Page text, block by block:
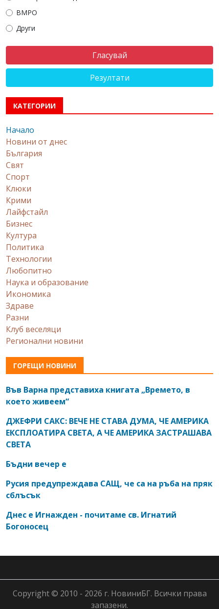
ВМРО
Други
Резултати
КАТЕГОРИИ
Начало
Новини от днес
България
Свят
Спорт
Клюки
Крими
Лайфстайл
Бизнес
Култура
Политика
Технологии
Любопитно
Наука и образование
Икономика
Здраве
Разни
Клуб веселяци
Регионални новини
ГОРЕЩИ НОВИНИ
Във Варна представиха книгата „Времето, в
което живеем“
ДЖЕФРИ САКС: ВЕЧЕ НЕ СТАВА ДУМА, ЧЕ АМЕРИКА
ЕКСПЛОАТИРА СВЕТА, А ЧЕ АМЕРИКА ЗАСТРАШАВА
СВЕТА
Бъдни вечер е
Русия предупреждава САЩ, че са на ръба на пряк
сблъсък
Днес е Игнажден - почитаме св. Игнатий
Богоносец
Copyright © 2010 - 2026 г. НовиниБГ. Всички права
запазени.